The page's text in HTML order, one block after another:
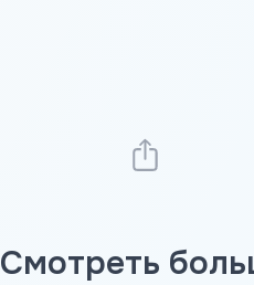
Смотреть